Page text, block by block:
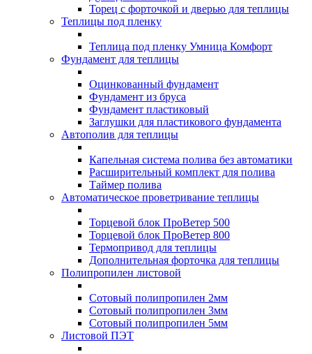
Торец с форточкой и дверью для теплицы
Теплицы под пленку
Теплица под пленку Умница Комфорт
Фундамент для теплицы
Оцинкованный фундамент
Фундамент из бруса
Фундамент пластиковый
Заглушки для пластикового фундамента
Автополив для теплицы
Капельная система полива без автоматики
Расширительный комплект для полива
Таймер полива
Автоматическое проветривание теплицы
Торцевой блок ПроВетер 500
Торцевой блок ПроВетер 800
Термопривод для теплицы
Дополнительная форточка для теплицы
Полипропилен листовой
Сотовый полипропилен 2мм
Сотовый полипропилен 3мм
Сотовый полипропилен 5мм
Листовой ПЭТ